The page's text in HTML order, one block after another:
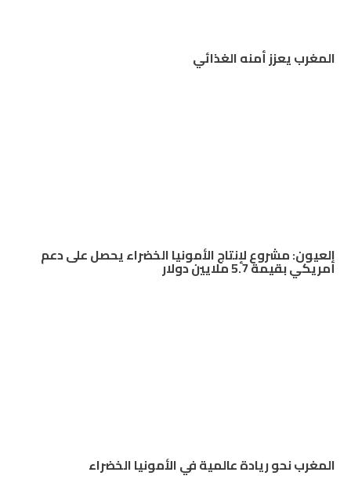
المغرب يعزز أمنه الغذائي
العيون: مشروع لإنتاج الأمونيا الخضراء يحصل على دعم
أمريكي بقيمة 5.7 ملايين دولار
المغرب نحو ريادة عالمية في الأمونيا الخضراء